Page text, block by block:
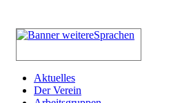
Aktuelles
Der Verein